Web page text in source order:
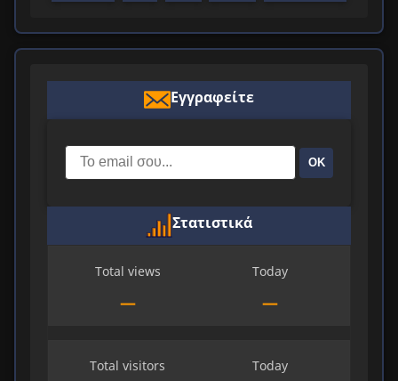
Εγγραφείτε
ΟΚ
Στατιστικά
Total views
—
Today
—
Total visitors Today